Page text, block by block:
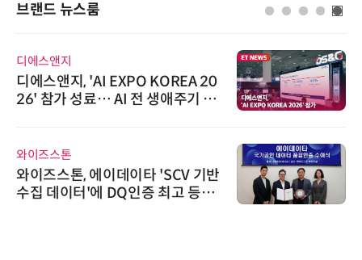
브랜드 뉴스룸
디에스앤지
디에스앤지, 'AI EXPO KOREA 20
26' 참가 성료… AI 전 생애주기 아
와이즈스톤
와이즈스톤, 에이데이타 'SCV 기반
수집 데이터'에 DQ인증 최고 등급